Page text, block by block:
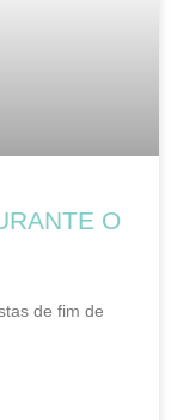
O
de fim de